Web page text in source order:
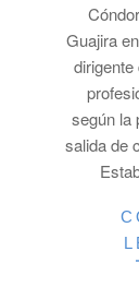
Guajira
según la
salida de